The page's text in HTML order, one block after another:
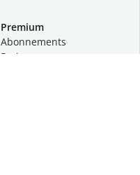
Premium
Abon­ne­ments
Preise